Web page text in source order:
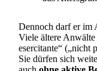
Dennoch darf er im
Viele ältere
esercitante“ („nicht
Sie dürfen sich